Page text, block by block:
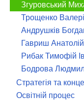
Згуровський
Трощенко
Андрушків
Гавриш
Рибак Тимофій
Бодрова
Стратегія та
Освітній процес